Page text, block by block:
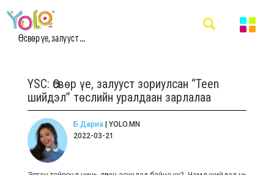
Өсвөр үе, залууст ...
YSC: Өсвөр үе, залууст зориулсан “Teen
шийдэл” төслийн уралдаан зарлалаа
Б.Дариа| YOLO.MN
2022-03-21